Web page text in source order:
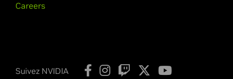
Careers
Suivez NVIDIA